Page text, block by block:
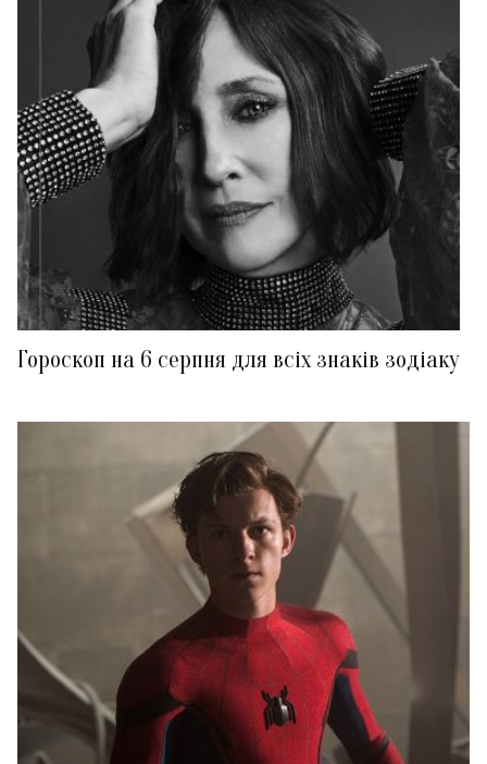
Гороскоп на 6 серпня для всіх знаків зодіаку